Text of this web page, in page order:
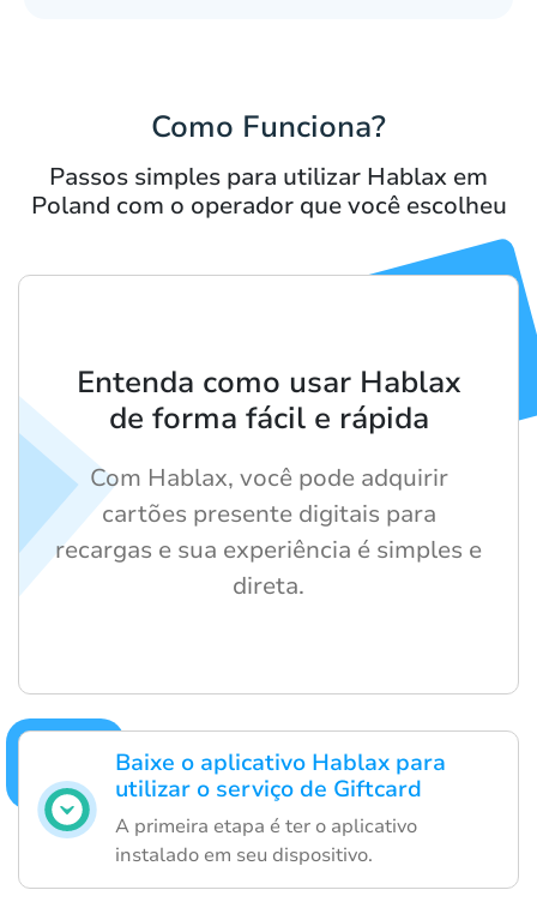
Como Funciona?
Passos simples para utilizar Hablax em
Poland com o operador que você escolheu
Baixe o aplicativo Hablax para
utilizar o serviço de Giftcard
A primeira etapa é ter o aplicativo
instalado em seu dispositivo.
Entenda como usar Hablax
de forma fácil e rápida
Com Hablax, você pode adquirir
cartões presente digitais para
recargas e sua experiência é simples e
direta.